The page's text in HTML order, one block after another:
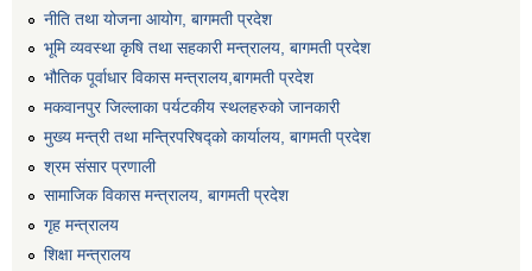
नीति तथा योजना आयोग, बागमती प्रदेश
भूमि व्यवस्था कृषि तथा सहकारी मन्त्रालय, बागमती प्रदेश
भौतिक पूर्वाधार विकास मन्त्रालय,बागमती प्रदेश
मकवानपुर जिल्लाका पर्यटकीय स्थलहरुको जानकारी
मुख्य मन्त्री तथा मन्त्रिपरिषद्को कार्यालय, बागमती प्रदेश
श्रम संसार प्रणाली
सामाजिक विकास मन्त्रालय, बागमती प्रदेश
गृह मन्त्रालय
शिक्षा मन्त्रालय